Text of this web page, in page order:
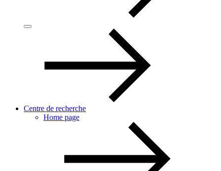
Centre de recherche
Home page